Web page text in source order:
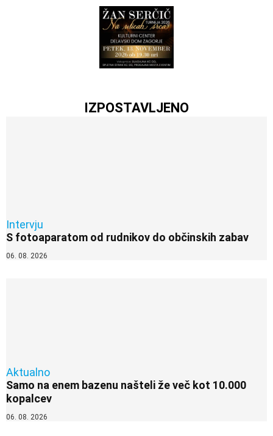
IZPOSTAVLJENO
Intervju
S fotoaparatom od rudnikov do občinskih zabav
06. 08. 2026
Aktualno
Samo na enem bazenu našteli že več kot 10.000
kopalcev
06. 08. 2026